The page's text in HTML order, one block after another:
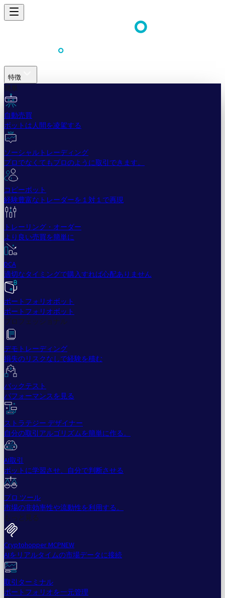
特徴
簡単
自動売買
ボットは人間を凌駕する
ソーシャルトレーディング
プロでなくてもプロのように取引できます。
コピーボット
経験豊富なトレーダーを１対１で再現
トレーリング・オーダー
より良い売買を簡単に
DCA
適切なタイミングで購入すれば心配ありません
ポートフォリオボット
ポートフォリオボット
プロフェッショナル
デモトレーディング
損失のリスクなしで経験を積む
バックテスト
パフォーマンスを見る
ストラテジー デザイナー
自分の取引アルゴリズムを簡単に作る。
AI取引
ボットに学習させ、自分で判断させる
プロ ツール
市場の非効率性や流動性を利用する。
もっと見る
Cryptohopper MCPNEW
AIをリアルタイムの市場データに接続
取引ターミナル
ポートフォリオを一元管理